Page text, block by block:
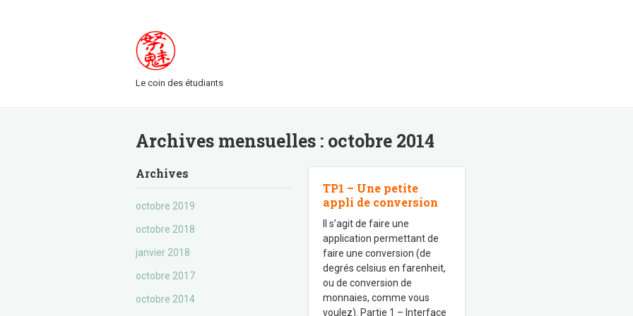
Le coin des étudiants
Archives mensuelles : octobre 2014
Archives
octobre 2019
octobre 2018
janvier 2018
octobre 2017
octobre 2014
TP1 – Une petite
appli de conversion
Il s’agit de faire une
application permettant de
faire une conversion (de
degrés celsius en farenheit,
ou de conversion de
monnaies, comme vous
voulez). Partie 1 – Interface